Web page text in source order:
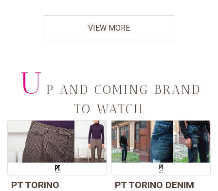
VIEW MORE
U P AND COMING BRAND
TO WATCH
PT TORINO PT TORINO DENIM